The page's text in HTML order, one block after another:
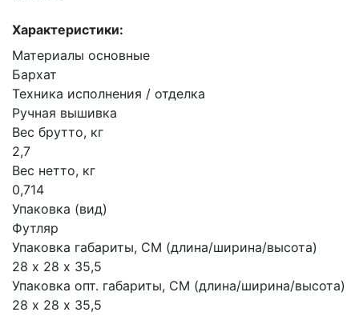
Характеристики:
Материалы основные
Бархат
Техника исполнения / отделка
Ручная вышивка
Вес брутто, кг
2,7
Вес нетто, кг
0,714
Упаковка (вид)
Футляр
Упаковка габариты, СМ (длина/ширина/высота)
28 х 28 х 35,5
Упаковка опт. габариты, СМ (длина/ширина/высота)
28 х 28 х 35,5